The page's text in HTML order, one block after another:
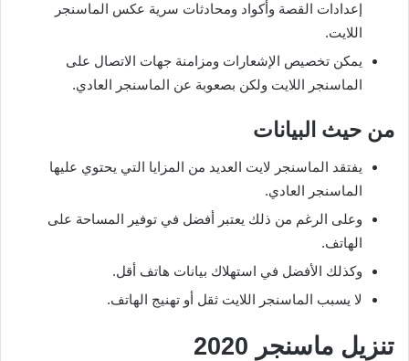
إعدادات القصة وأكواد ومحادثات سرية عكس الماسنجر
اللايت.
يمكن تخصيص الإشعارات ومزامنة جهات الاتصال على
الماسنجر اللايت ولكن بصعوبة عن الماسنجر العادي.
من حيث البيانات
يفتقد الماسنجر لايت العديد من المزايا التي يحتوي عليها
الماسنجر العادي.
وعلى الرغم من ذلك يعتبر أفضل في توفير المساحة على
الهاتف.
وكذلك الأفضل في استهلاك بيانات هاتف أقل.
لا يسبب الماسنجر اللايت ثقل أو تهنيج الهاتف.
تنزيل ماسنجر 2020